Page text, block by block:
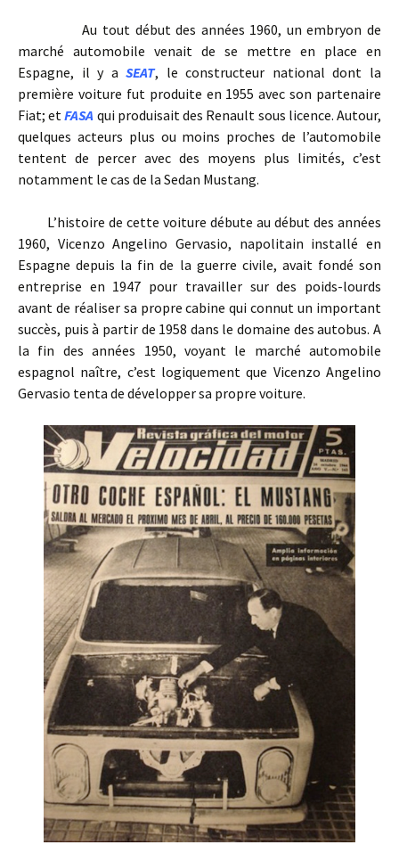
Au tout début des années 1960, un embryon de
marché automobile venait de se mettre en place en
Espagne, il y aSEAT, le constructeur national dont la
première voiture fut produite en 1955 avec son partenaire
Fiat; etFASA qui produisait des Renault sous licence. Autour,
quelques acteurs plus ou moins proches de l’automobile
tentent de percer avec des moyens plus limités, c’est
notamment le cas de la Sedan Mustang.
L’histoire de cette voiture débute au début des années
1960, Vicenzo Angelino Gervasio, napolitain installé en
Espagne depuis la fin de la guerre civile, avait fondé son
entreprise en 1947 pour travailler sur des poids-lourds
avant de réaliser sa propre cabine qui connut un important
succès, puis à partir de 1958 dans le domaine des autobus. A
la fin des années 1950, voyant le marché automobile
espagnol naître, c’est logiquement que Vicenzo Angelino
Gervasio tenta de développer sa propre voiture.